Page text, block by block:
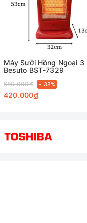
Máy Sưởi Hồng Ngoại 3
Besuto BST-7329
680.000₫ - 38%
420.000₫